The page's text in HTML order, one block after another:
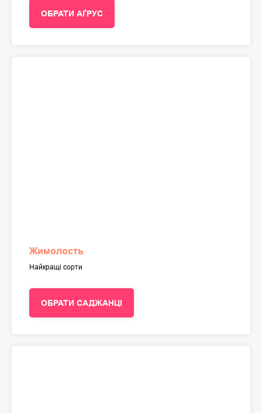
ОБРАТИ АҐРУС
Жимолость
Найкращі сорти
ОБРАТИ САДЖАНЦІ